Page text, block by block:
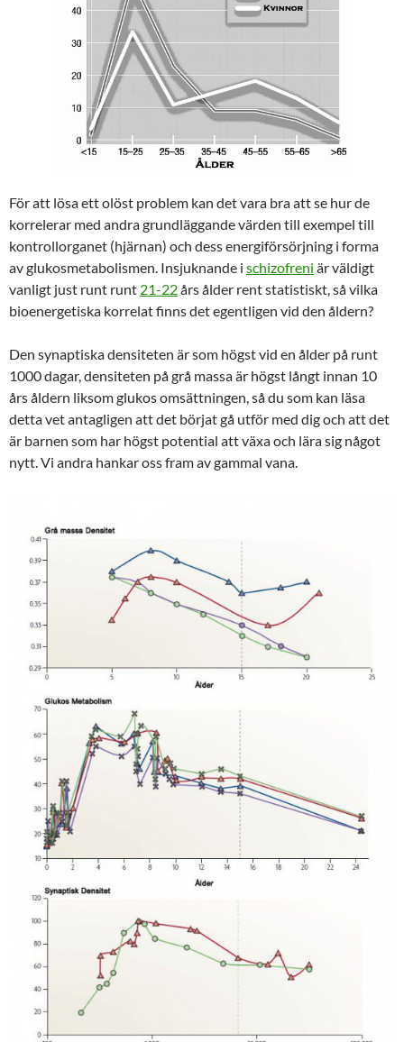
För att lösa ett olöst problem kan det vara bra att se hur de
korrelerar med andra grundläggande värden till exempel till
kontrollorganet (hjärnan) och dess energiförsörjning i forma
av glukosmetabolismen. Insjuknande i schizofreni är väldigt
vanligt just runt runt 21-22års ålder rent statistiskt, så vilka
bioenergetiska korrelat finns det egentligen vid den åldern?
Den synaptiska densiteten är som högst vid en ålder på runt
1000 dagar, densiteten på grå massa är högst långt innan 10
års åldern liksom glukos omsättningen, så du som kan läsa
detta vet antagligen att det börjat gå utför med dig och att det
är barnen som har högst potential att växa och lära sig något
nytt. Vi andra hankar oss fram av gammal vana.